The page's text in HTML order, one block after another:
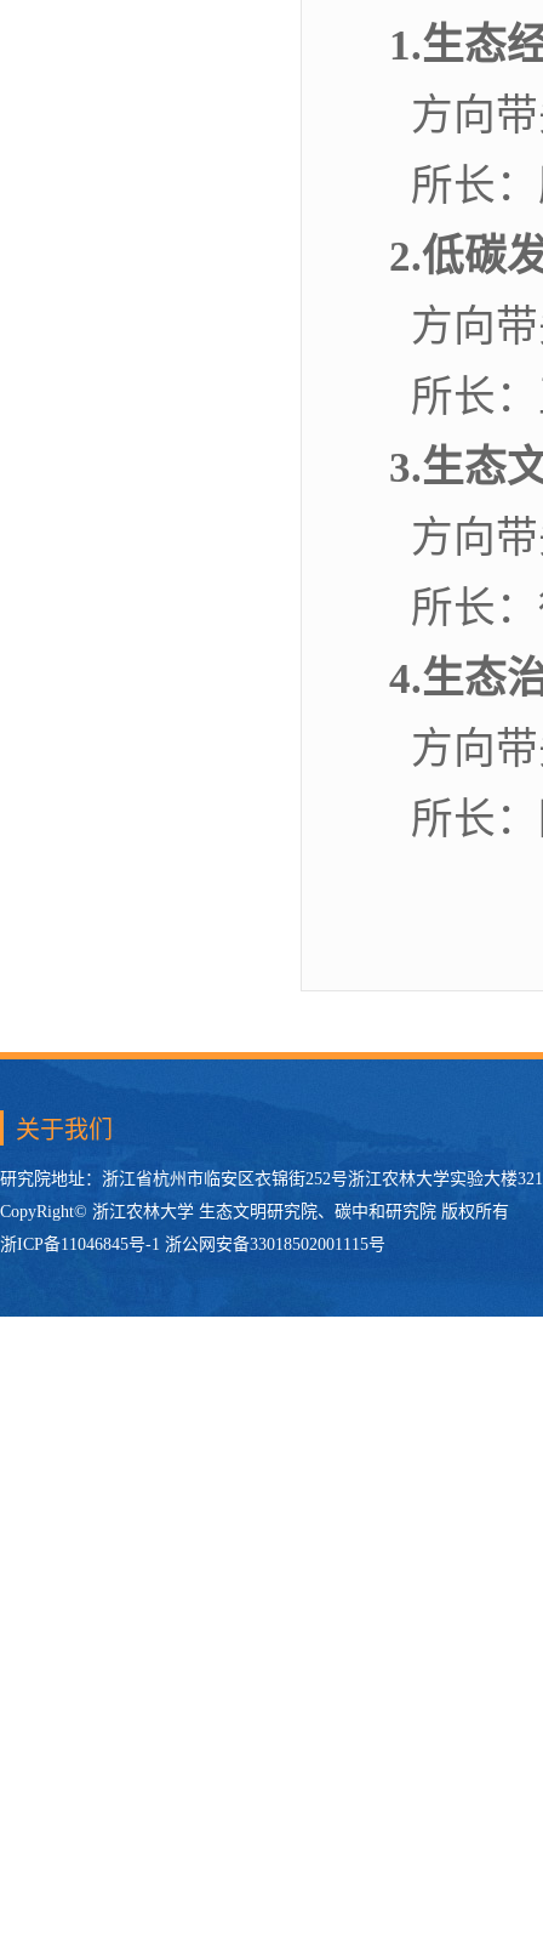
1.生态
方向
所长
2.低碳
方向
所长
3.生态
方向
所长
4.生态
方向
所长
关于我们
研究院地址：浙江省杭州市临安区衣锦街252号浙江农林大学实验大楼
CopyRight© 浙江农林大学 生态文明研究院、碳中和研究院 版权所有
浙ICP备11046845号-1 浙公网安备33018502001115号